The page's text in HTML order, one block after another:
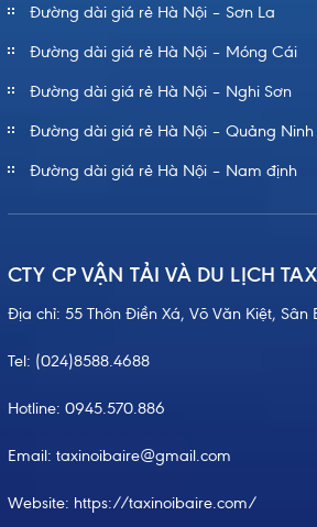
Đường dài giá rẻ Hà Nội – Sơn La
Đường dài giá rẻ Hà Nội – Móng Cái
Đường dài giá rẻ Hà Nội – Nghi Sơn
Đường dài giá rẻ Hà Nội – Quảng Ninh
Đường dài giá rẻ Hà Nội – Nam định
CTY CP VẬN TẢI VÀ DU LỊCH
Địa chỉ: 55 Thôn Điền Xá, Võ Văn Kiệt, Sân
Tel: (024)8588.4688
Hotline: 0945.570.886
Email: taxinoibaire@gmail.com
Website: https://taxinoibaire.com/